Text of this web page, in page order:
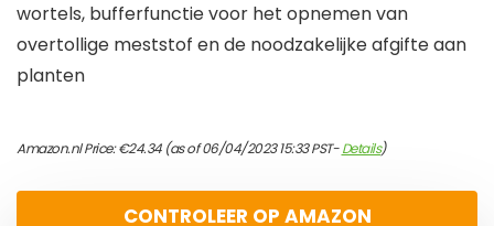
wortels, bufferfunctie voor het opnemen van
overtollige meststof en de noodzakelijke afgifte aan
planten
Amazon.nl Price:€24.34(as of 06/04/2023 15:33 PST-Details)
CONTROLEER OP AMAZON